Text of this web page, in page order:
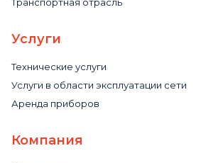
Транспортная отрасль
Услуги
Технические услуги
Услуги в области эксплуатации сети
Аренда приборов
Компания